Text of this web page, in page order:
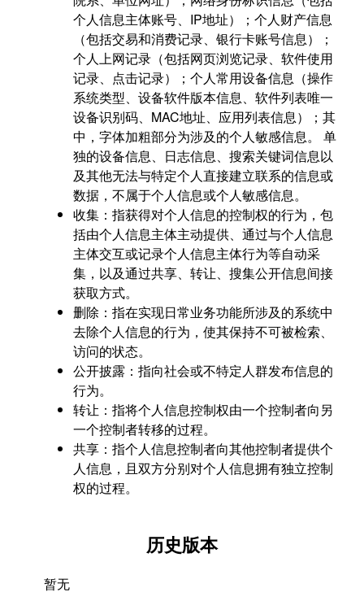
个人信息主体账号、IP地址）；个人财产信息
（包括交易和消费记录、银行卡账号信息）；
个人上网记录（包括网页浏览记录、软件使用
记录、点击记录）；个人常用设备信息（操作
系统类型、设备软件版本信息、软件列表唯一
设备识别码、MAC地址、应用列表信息）；其
中，字体加粗部分为涉及的个人敏感信息。 单
独的设备信息、日志信息、搜索关键词信息以
及其他无法与特定个人直接建立联系的信息或
数据，不属于个人信息或个人敏感信息。
收集：指获得对个人信息的控制权的行为，包
括由个人信息主体主动提供、通过与个人信息
主体交互或记录个人信息主体行为等自动采
集，以及通过共享、转让、搜集公开信息间接
获取方式。
删除：指在实现日常业务功能所涉及的系统中
去除个人信息的行为，使其保持不可被检索、
访问的状态。
公开披露：指向社会或不特定人群发布信息的
行为。
转让：指将个人信息控制权由一个控制者向另
一个控制者转移的过程。
共享：指个人信息控制者向其他控制者提供个
人信息，且双方分别对个人信息拥有独立控制
权的过程。
历史版本
暂无